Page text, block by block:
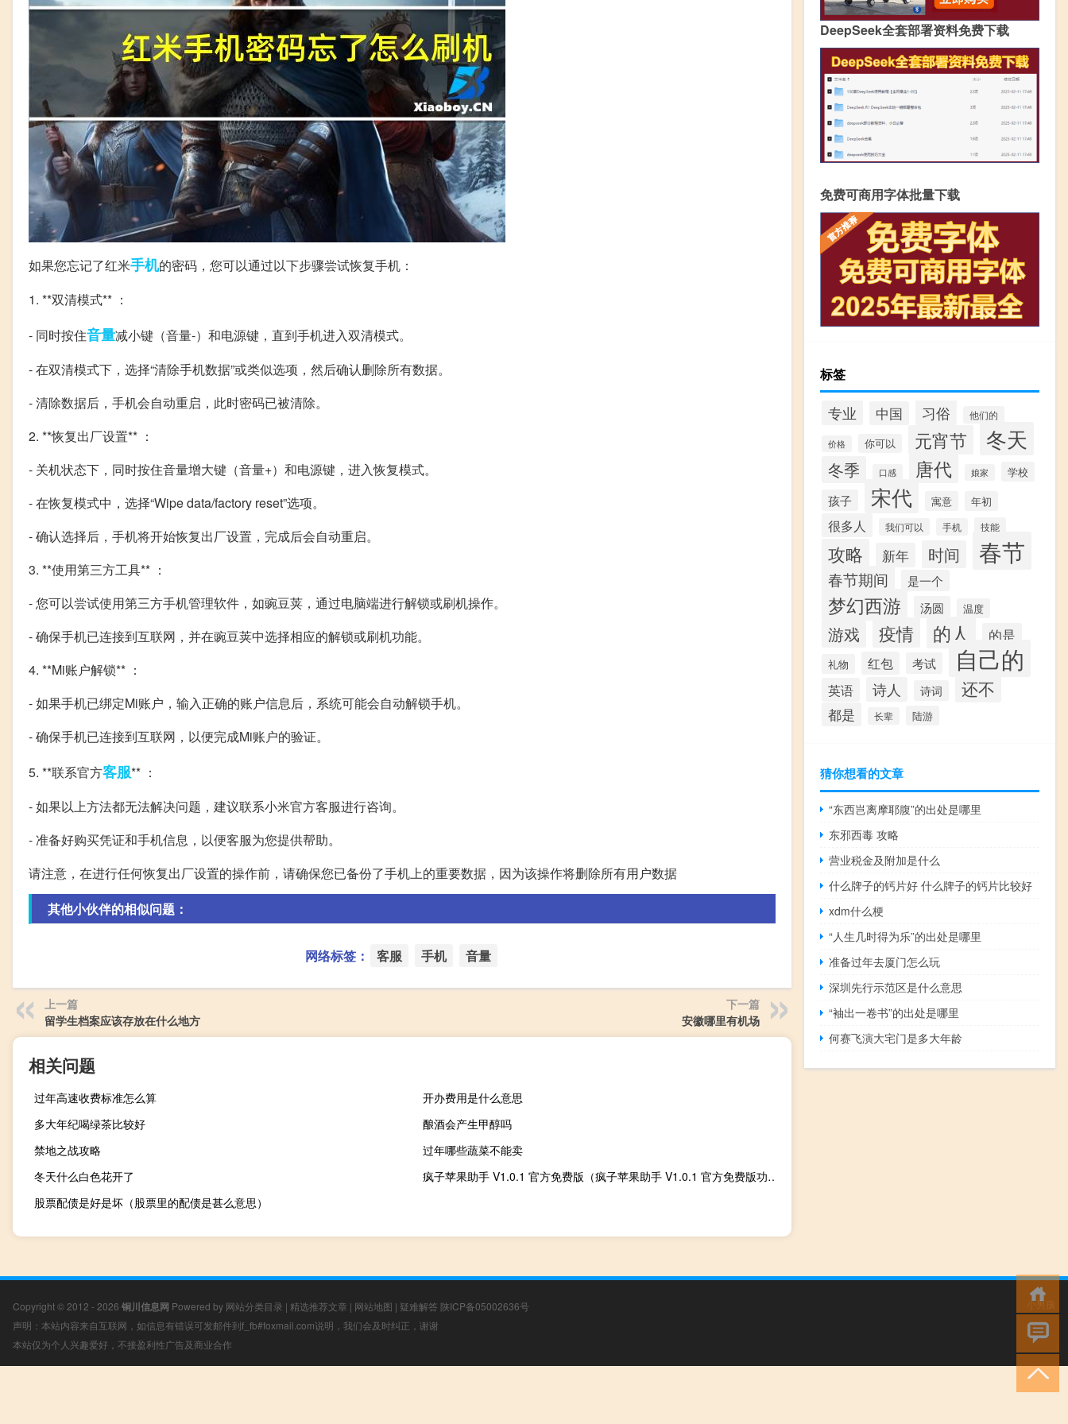
如果您忘记了红米手机的密码，您可以通过以下步骤尝试恢复手机：
1. **双清模式** ：
- 同时按住音量减小键（音量-）和电源键，直到手机进入双清模式。
- 在双清模式下，选择“清除手机数据”或类似选项，然后确认删除所有数据。
- 清除数据后，手机会自动重启，此时密码已被清除。
2. **恢复出厂设置** ：
- 关机状态下，同时按住音量增大键（音量+）和电源键，进入恢复模式。
- 在恢复模式中，选择“Wipe data/factory reset”选项。
- 确认选择后，手机将开始恢复出厂设置，完成后会自动重启。
3. **使用第三方工具** ：
- 您可以尝试使用第三方手机管理软件，如豌豆荚，通过电脑端进行解锁或刷机操作。
- 确保手机已连接到互联网，并在豌豆荚中选择相应的解锁或刷机功能。
4. **Mi账户解锁** ：
- 如果手机已绑定Mi账户，输入正确的账户信息后，系统可能会自动解锁手机。
- 确保手机已连接到互联网，以便完成Mi账户的验证。
5. **联系官方客服** ：
- 如果以上方法都无法解决问题，建议联系小米官方客服进行咨询。
- 准备好购买凭证和手机信息，以便客服为您提供帮助。
请注意，在进行任何恢复出厂设置的操作前，请确保您已备份了手机上的重要数据，因为该操作将删除所有用户数据
其他小伙伴的相似问题：
网络标签： 客服 手机 音量
上一篇
留学生档案应该存放在什么地方
下一篇
安徽哪里有机场
相关问题
过年高速收费标准怎么算
开办费用是什么意思
多大年纪喝绿茶比较好
酿酒会产生甲醇吗
禁地之战攻略
过年哪些蔬菜不能卖
冬天什么白色花开了
疯子苹果助手 V1.0.1 官方免费版（疯子苹果助手 V1.0.1 官方免费版功能简介）
股票配债是好是坏（股票里的配债是甚么意思）
DeepSeek全套部署资料免费下载
免费可商用字体批量下载
标签
专业 中国 习俗 他们的
价格 你可以 元宵节 冬天
冬季 口感 唐代 娘家 学校
孩子 宋代 寓意 年初
很多人 我们可以 手机 技能
攻略 新年 时间 春节
春节期间 是一个
梦幻西游 汤圆 温度
游戏 疫情 的人 的是
礼物 红包 考试 自己的
英语 诗人 诗词 还不
都是 长辈 陆游
猜你想看的文章
“东西岂离摩耶腹”的出处是哪里
东邪西毒 攻略
营业税金及附加是什么
什么牌子的钙片好 什么牌子的钙片比较好
xdm什么梗
“人生几时得为乐”的出处是哪里
准备过年去厦门怎么玩
深圳先行示范区是什么意思
“袖出一卷书”的出处是哪里
何赛飞演大宅门是多大年龄
Copyright © 2012 - 2026 铜川信息网 Powered by 网站分类目录 | 精选推荐文章 | 网站地图 | 疑难解答 陕ICP备05002636号
声明：本站内容来自互联网，如信息有错误可发邮件到f_fb#foxmail.com说明，我们会及时纠正，谢谢
本站仅为个人兴趣爱好，不接盈利性广告及商业合作
小男孩